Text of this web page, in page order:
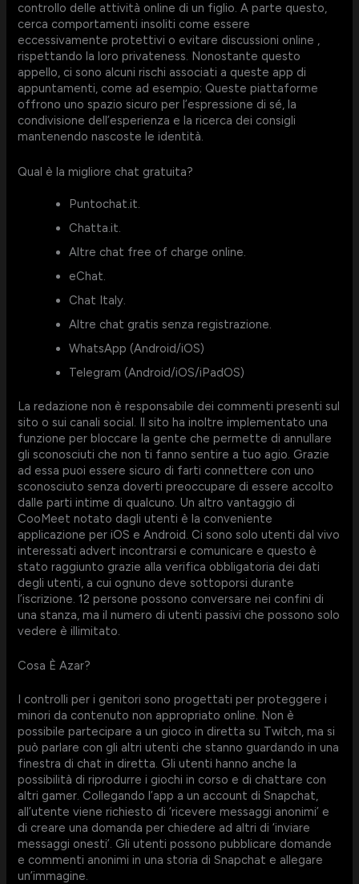
controllo delle attività online di un figlio. A parte questo,
cerca comportamenti insoliti come essere
eccessivamente protettivi o evitare discussioni online ,
rispettando la loro privateness. Nonostante questo
appello, ci sono alcuni rischi associati a queste app di
appuntamenti, come ad esempio; Queste piattaforme
offrono uno spazio sicuro per l’espressione di sé, la
condivisione dell’esperienza e la ricerca dei consigli
mantenendo nascoste le identità.
Qual è la migliore chat gratuita?
Puntochat.it.
Chatta.it.
Altre chat free of charge online.
eChat.
Chat Italy.
Altre chat gratis senza registrazione.
WhatsApp (Android/iOS)
Telegram (Android/iOS/iPadOS)
La redazione non è responsabile dei commenti presenti sul
sito o sui canali social. Il sito ha inoltre implementato una
funzione per bloccare la gente che permette di annullare
gli sconosciuti che non ti fanno sentire a tuo agio. Grazie
ad essa puoi essere sicuro di farti connettere con uno
sconosciuto senza doverti preoccupare di essere accolto
dalle parti intime di qualcuno. Un altro vantaggio di
CooMeet notato dagli utenti è la conveniente
applicazione per iOS e Android. Ci sono solo utenti dal vivo
interessati advert incontrarsi e comunicare e questo è
stato raggiunto grazie alla verifica obbligatoria dei dati
degli utenti, a cui ognuno deve sottoporsi durante
l’iscrizione. 12 persone possono conversare nei confini di
una stanza, ma il numero di utenti passivi che possono solo
vedere è illimitato.
Cosa È Azar?
I controlli per i genitori sono progettati per proteggere i
minori da contenuto non appropriato online. Non è
possibile partecipare a un gioco in diretta su Twitch, ma si
può parlare con gli altri utenti che stanno guardando in una
finestra di chat in diretta. Gli utenti hanno anche la
possibilità di riprodurre i giochi in corso e di chattare con
altri gamer. Collegando l’app a un account di Snapchat,
all’utente viene richiesto di ‘ricevere messaggi anonimi’ e
di creare una domanda per chiedere ad altri di ‘inviare
messaggi onesti’. Gli utenti possono pubblicare domande
e commenti anonimi in una storia di Snapchat e allegare
un’immagine.